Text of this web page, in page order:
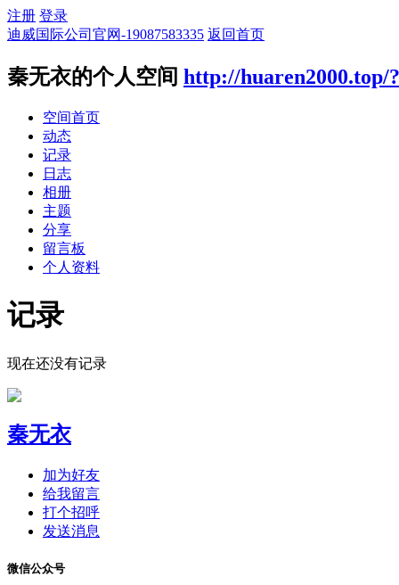
注册 登录
迪威国际公司官网-19087583335 返回首页
秦无衣的个人空间 http://huaren2000.top/
空间首页
动态
记录
日志
相册
主题
分享
留言板
个人资料
记录
现在还没有记录
秦无衣
加为好友
给我留言
打个招呼
发送消息
微信公众号